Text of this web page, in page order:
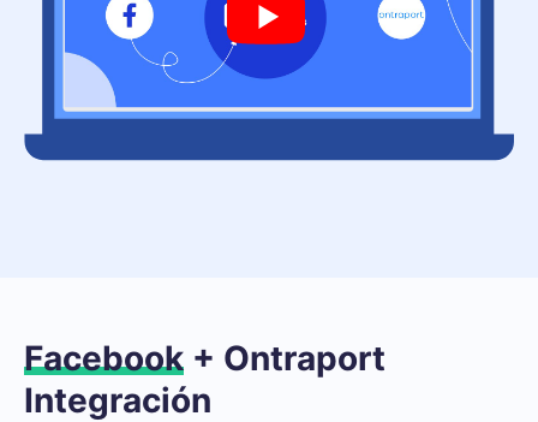
Facebook + Ontraport
Integración